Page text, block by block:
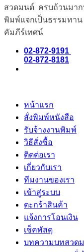
สวดมนต์ ครบถ้วนมาก
พิมพ์แจกเป็นธรรมทา
คัมภีร์เทศน์
02-872-9191
02-872-8181
หน้าแรก
สั่งพิมพ์หนังสือ
รับจ้างงานพิมพ์
วิธีสั่งซื้อ
ติดต่อเรา
เกี่ยวกับเรา
ทีมงานของเรา
เข้าสู่ระบบ
ตะกร้าสินค้า
แจ้งการโอนเงิน
เช็คพัสดุ
บทความบทสวด